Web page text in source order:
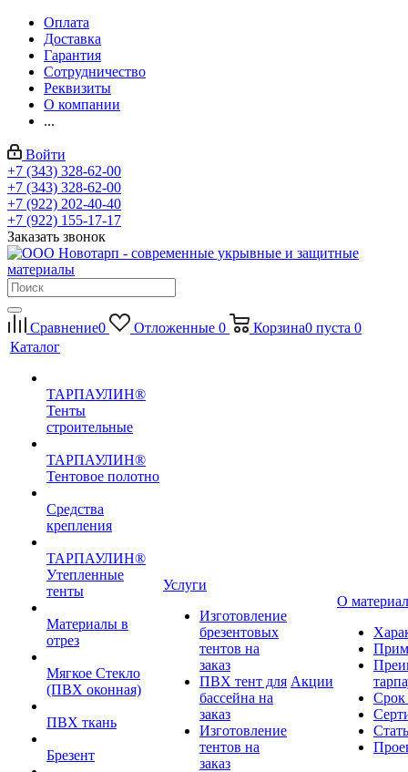
Оплата
Доставка
Гарантия
Сотрудничество
Реквизиты
О компании
...
Войти
+7 (343) 328-62-00
+7 (343) 328-62-00
+7 (922) 202-40-40
+7 (922) 155-17-17
Заказать звонок
Сравнение0 Отложенные 0 Корзина0 пуста 0
Каталог
ТАРПАУЛИН®
Тенты
строительные
ТАРПАУЛИН®
Тентовое полотно
Средства
крепления
ТАРПАУЛИН®
Утепленные
тенты
Материалы в
отрез
Мягкое Стекло
(ПВХ оконная)
ПВХ ткань
Брезент
Услуги
Изготовление
брезентовых
тентов на
заказ
ПВХ тент для
бассейна на
заказ
Изготовление
тентов на
заказ
Акции
О